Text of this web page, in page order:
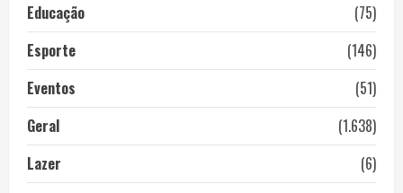
Educação
(75)
Esporte
(146)
Eventos
(51)
Geral
(1.638)
Lazer
(6)